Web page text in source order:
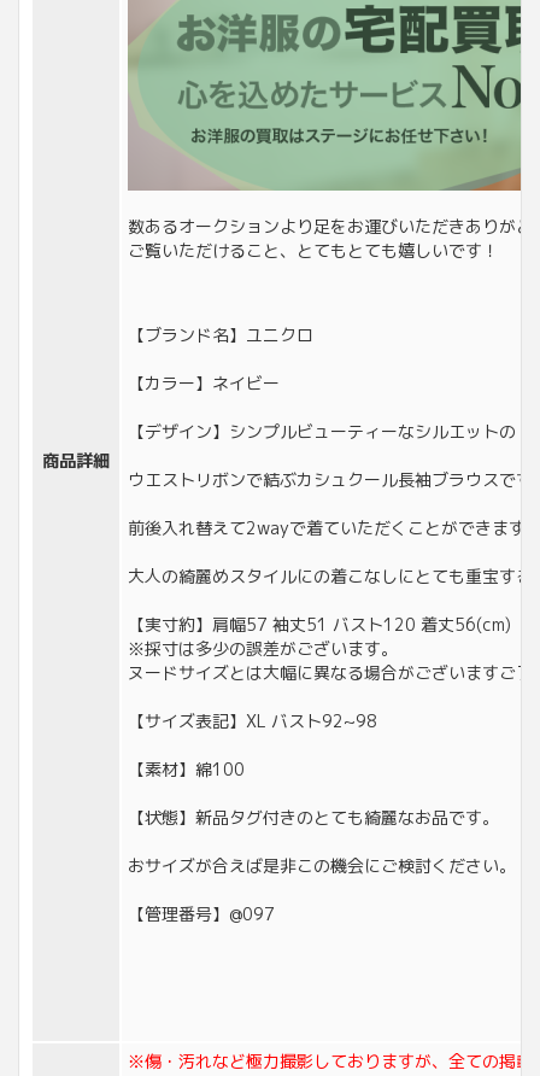
商品詳細
数あるオークションより足をお運びいただきありがと
ご覧いただけること、とてもとても嬉しいです！
【ブランド名】ユニクロ
【カラー】ネイビー
【デザイン】シンプルビューティーなシルエットの
ウエストリボンで結ぶカシュクール長袖ブラウスです
前後入れ替えて2wayで着ていただくことができます
大人の綺麗めスタイルにの着こなしにとても重宝する
【実寸約】肩幅57 袖丈51 バスト120 着丈56(cm)
※採寸は多少の誤差がございます。
ヌードサイズとは大幅に異なる場合がございますご了
【サイズ表記】XL バスト92~98
【素材】綿100
【状態】新品タグ付きのとても綺麗なお品です。
おサイズが合えば是非この機会にご検討ください。
【管理番号】@097
※傷・汚れなど極力撮影しておりますが、全ての掲載